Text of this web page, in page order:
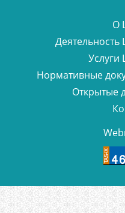
О
Деятельность
Услуги
Нормативные
Открытые